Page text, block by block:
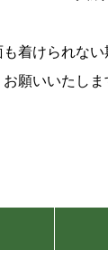
着けられな
願いいたしま